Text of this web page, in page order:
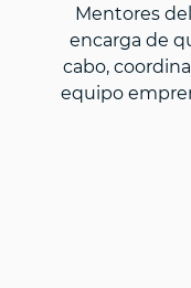
Mentores
encarga de
cabo,
equipo